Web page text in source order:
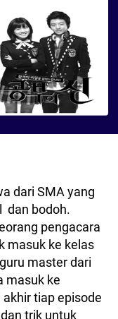
dari SMA yang
dan bodoh.
pengacara
masuk ke kelas
master dari
masuk ke
tiap episode
trik untuk